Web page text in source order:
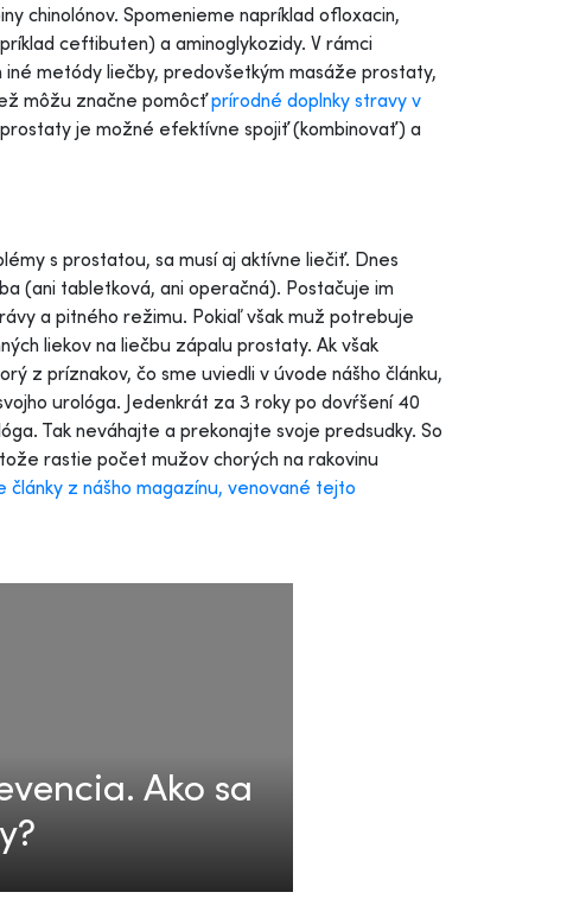
chinolónov. Spomenieme napríklad ofloxacin,
ceftibuten) a aminoglykozidy. V rámci
metódy liečby, predovšetkým masáže prostaty,
môžu značne pomôcťprírodné doplnky stravy v
je možné efektívne spojiť (kombinovať) a
s prostatou, sa musí aj aktívne liečiť. Dnes
(ani tabletková, ani operačná). Postačuje im
a pitného režimu. Pokiaľ však muž potrebuje
liekov na liečbu zápalu prostaty. Ak však
z príznakov, čo sme uviedli v úvode nášho článku,
urológa. Jedenkrát za 3 roky po dovŕšení 40
Tak neváhajte a prekonajte svoje predsudky. So
rastie počet mužov chorých na rakovinu
články z nášho magazínu, venované tejto
Ako sa